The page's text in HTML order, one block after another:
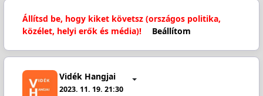
Állítsd be, hogy kiket követsz (országos politika,
közélet, helyi erők és média)!
Beállítom
Vidék Hangjai
2023. 11. 19. 21:30